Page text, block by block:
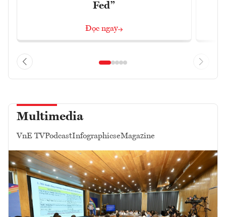
Fed”
Đọc ngay
Multimedia
VnE TVPodcastInfographicseMagazine